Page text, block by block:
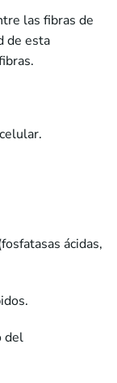
las fibras de
de esta
ácidas,
del